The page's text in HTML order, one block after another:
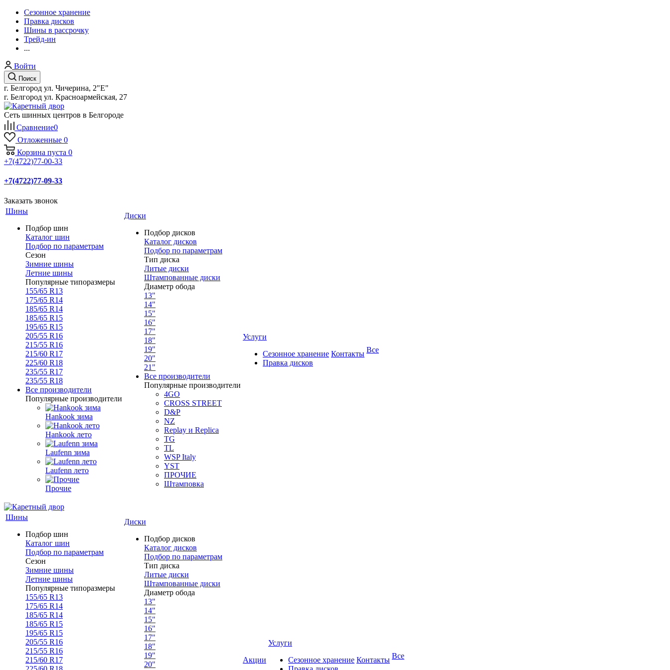
Сезонное хранение
Правка дисков
Шины в рассрочку
Трейд-ин
...
Войти
Поиск
г. Белгород ул. Чичерина, 2"Е"
г. Белгород ул. Красноармейская, 27
Сеть шинных центров в Белгороде
Сравнение0
Отложенные 0
Корзина пуста 0
+7(4722)77-00-33
+7(4722)77-09-33
Заказать звонок
Шины
Подбор шин
Каталог шин
Подбор по параметрам
Сезон
Зимние шины
Летние шины
Популярные типоразмеры
155/65 R13
175/65 R14
185/65 R14
185/65 R15
195/65 R15
205/55 R16
215/55 R16
215/60 R17
225/60 R18
235/55 R17
235/55 R18
Все производители
Популярные производители
Hankook зима
Hankook лето
Laufenn зима
Laufenn лето
Прочие
Диски
Подбор дисков
Каталог дисков
Подбор по параметрам
Тип диска
Литые диски
Штампованные диски
Диаметр обода
13"
14"
15"
16"
17"
18"
19"
20"
21"
Все производители
Популярные производители
4GO
CROSS STREET
D&P
NZ
Replay и Replica
TG
TL
WSP Italy
YST
ПРОЧИЕ
Штамповка
Услуги
Сезонное хранение
Правка дисков
Контакты Все
Шины
Подбор шин
Каталог шин
Подбор по параметрам
Сезон
Зимние шины
Летние шины
Популярные типоразмеры
155/65 R13
175/65 R14
185/65 R14
185/65 R15
195/65 R15
205/55 R16
215/55 R16
215/60 R17
Диски
Подбор дисков
Каталог дисков
Подбор по параметрам
Тип диска
Литые диски
Штампованные диски
Диаметр обода
13"
14"
15"
16"
17"
18"
19"
20"
Акции
Услуги
Сезонное хранение Контакты Все